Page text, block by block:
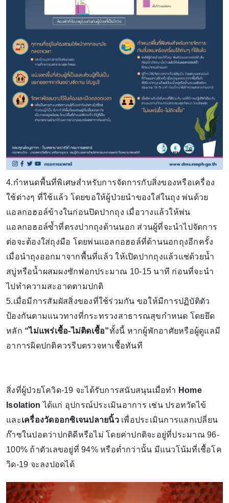
4.กำหนดพื้นที่พิเศษสำหรับการจัดการกับสิ่งของหรือเครื่อง
ใช้ต่างๆ ที่ใช้แล้ว โดยขอให้ผู้ป่วยนำของใส่ในถุง พ่นด้วย
แอลกอฮอล์ข้างในก่อนปิดปากถุง เมื่อวางแล้วให้พ่น
แอลกอฮอล์ซ้ำที่ตรงปากถุงด้านนอก ส่วนผู้ที่จะนำไปจัดการ
ต่อจะต้องใส่ถุงมือ โดยพ่นแอลกอฮอล์ที่ด้านนอกถุงอีกครั้ง
เมื่อนำถุงออกมาจากพื้นที่แล้ว ให้เปิดปากถุงแล้วแช่ด้วยน้ำ
สบู่หรือน้ำผสมผงซักฟอกประมาณ 10-15 นาที ก่อนที่จะนำ
ไปทำความสะอาดตามปกติ
5.เมื่อมีการสัมผัสสิ่งของที่ใช้ร่วมกัน ขอให้มีการปฏิบัติตัว
ป้องกันตามแนวทางที่กระทรวงสาธารณสุขกำหนด โดยยึด
หลัก “ไม่แพร่เชื้อ-ไม่ติดเชื้อ”ทั้งนี้ หากผู้พักอาศัยหรือผู้ดูแลมี
อาการผิดปกติควรรีบตรวจหาเชื้อทันที
สิ่งที่ผู้ป่วยโควิด-19 จะได้รับการสนับสนุนเมื่อทำ Home
Isolationได้แก่ อุปกรณ์ประเมินอาการ เช่น ปรอทวัดไข้
และเครื่องวัดออกซิเจนปลายนิ้วเพื่อประเมินการแลกเปลี่ยน
ก๊าซในปอดว่าปกติดีหรือไม่ โดยค่าปกติจะอยู่ที่ประมาณ 96-
100% ถ้าตัวเลขอยู่ที่ 94% หรือต่ำกว่านั้น มีแนวโน้มที่เชื้อโค
วิด-19 จะลงปอดได้